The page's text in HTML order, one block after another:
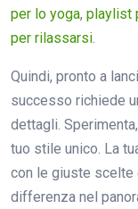
per lo yoga, playlist
per rilassarsi.
Quindi, pronto a
successo richiede
dettagli.
tuo stile unico. La
con le giuste scelte
differenza nel